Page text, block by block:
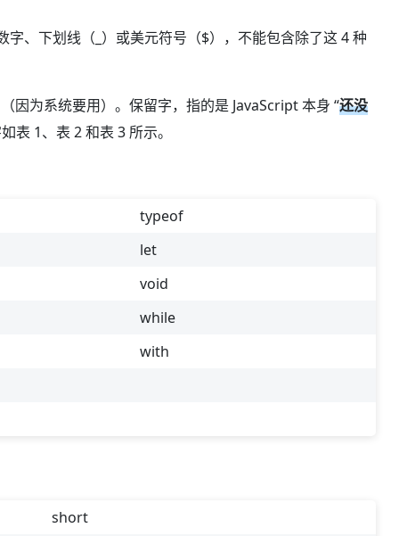
、下划线（_）或美元符号（$），不能包含除了这 4 种
因为系统要用）。保留字，指的是 JavaScript 本身 “还没
表 1、表 2 和表 3 所示。
typeof
let
void
while
with
short